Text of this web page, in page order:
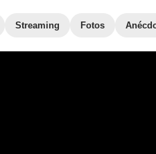
Streaming Fotos